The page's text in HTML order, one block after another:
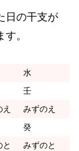
日の干支が
。
水
壬
みずのえ
癸
と みずのと